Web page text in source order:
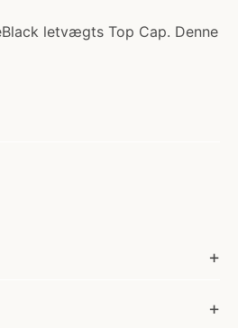
letvægts Top Cap. Denne